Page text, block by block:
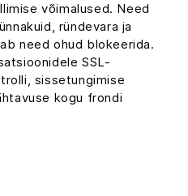
võimalused. Need
ründevara ja
need ohud blokeerida.
SSL-
sissetungimise
kogu frondi